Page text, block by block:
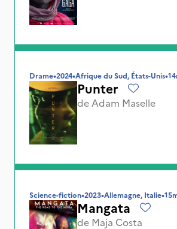
Drame•2024•Afrique du Sud, États-Unis•
Punter
de Adam Maselle
Science-fiction•2023•Allemagne, Italie•
Mangata
de Maja Costa